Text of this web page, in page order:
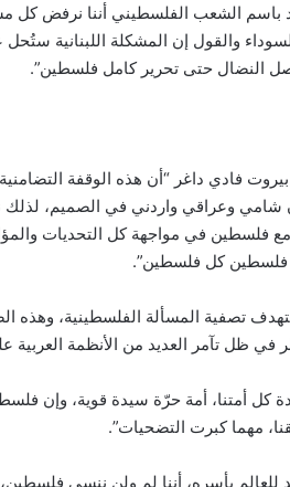
باسم الشعب الفلسطيني أننا نرفض كل
والقول إن المشكلة اللبنانية
النضال حتى تحرير كامل فلسطين”.
فادي داغر “أن هذه الوقفة
وعراقي واردني في الصميم، لذلك
فلسطين في مواجهة كل التحديات
فلسطين كل فلسطين”.
تصفية المسألة الفلسطينية،
في ظل تآمر العديد من الأنظمة
كل أمتنا، أمة حرّة سيدة قوية، وإن
مهما كبرت التضحيات”.
للعالم بأسره، أننا لم ولن ننسى